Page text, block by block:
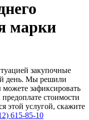
марки
закупочные
день. Мы решили
зафиксировать
стоимости
этой услугой, скажите
615-85-10